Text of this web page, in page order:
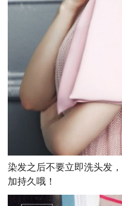
染发之后不要立即洗头发，
加持久哦！